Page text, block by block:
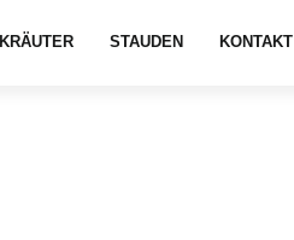
KRÄUTER STAUDEN KONTAKT